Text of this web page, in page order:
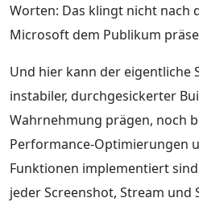
Worten: Das klingt nicht nach
Microsoft dem Publikum
Und hier kann der eigentliche
instabiler, durchgesickerter
Wahrnehmung prägen, noch
Performance-Optimierungen
Funktionen implementiert
jeder Screenshot, Stream und